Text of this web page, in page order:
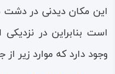
این مکان دیدنی در
است بنابراین در
وجود دارد که موارد زیر